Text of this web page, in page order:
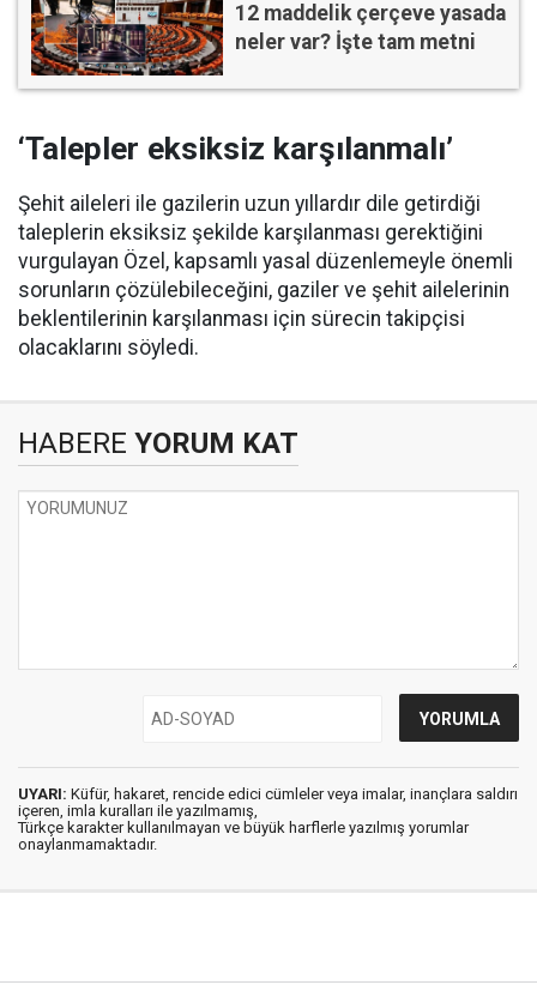
12 maddelik çerçeve yasada
neler var? İşte tam metni
‘Talepler eksiksiz karşılanmalı’
Şehit aileleri ile gazilerin uzun yıllardır dile getirdiği
taleplerin eksiksiz şekilde karşılanması gerektiğini
vurgulayan Özel, kapsamlı yasal düzenlemeyle önemli
sorunların çözülebileceğini, gaziler ve şehit ailelerinin
beklentilerinin karşılanması için sürecin takipçisi
olacaklarını söyledi.
HABERE YORUM KAT
UYARI: Küfür, hakaret, rencide edici cümleler veya imalar, inançlara saldırı
içeren, imla kuralları ile yazılmamış,
Türkçe karakter kullanılmayan ve büyük harflerle yazılmış yorumlar
onaylanmamaktadır.